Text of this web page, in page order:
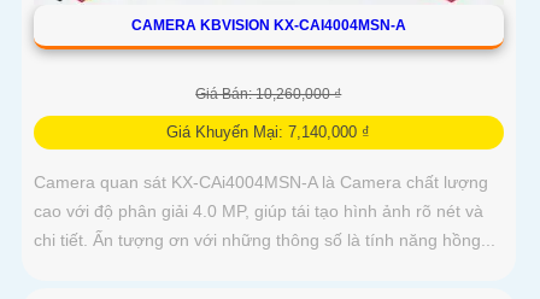
CAMERA KBVISION KX-CAI4004MSN-A
Giá Bán: 10,260,000 ₫
Giá Khuyến Mại: 7,140,000 ₫
Camera quan sát KX-CAi4004MSN-A là Camera chất lượng
cao với độ phân giải 4.0 MP, giúp tái tạo hình ảnh rõ nét và
chi tiết. Ấn tượng ơn với những thông số là tính năng hồng...